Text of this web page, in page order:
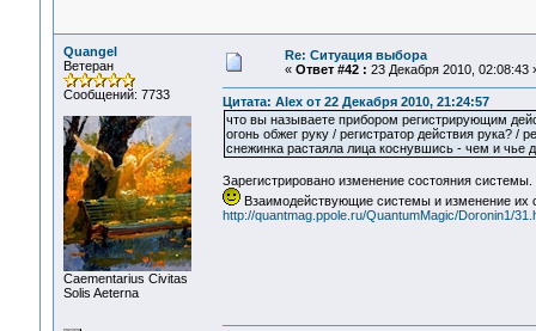
Quangel
Ветеран
Сообщений: 7733
Сaementarius Civitas
Solis Aeterna
Re: Ситуация выбора
« Ответ #42 : 23 Декабря 2010, 02:08:43
Цитата: Alex от 22 Декабря 2010, 21:24:57
что вы называете прибором регистрирующим
огонь обжег руку / регистратор действия рука? /
снежинка растаяла лица коснувшись - чем и чье
Зарегистрировано изменение состояния
Взаимодействующие системы и изменение их
http://quantmag.ppole.ru/QuantumMagic/Doronin1/